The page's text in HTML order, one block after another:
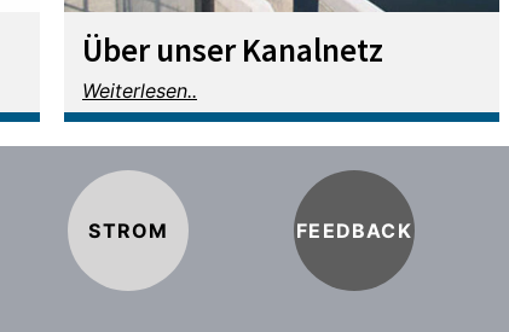
Über unser Kanalnetz
Weiterlesen..
STROM FEEDBACK